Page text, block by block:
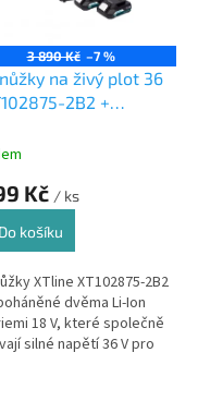
3 890 Kč –7 %
na živý plot 36
2B2 +
3.5 A
Kč / ks
Do košíku
XTline XT102875-2B2
dvěma Li-Ion
18 V, které společně
silné napětí 36 V pro